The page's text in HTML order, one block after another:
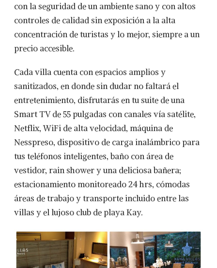
con la seguridad de un ambiente sano y con altos
controles de calidad sin exposición a la alta
concentración de turistas y lo mejor, siempre a un
precio accesible.
Cada villa cuenta con espacios amplios y
sanitizados, en donde sin dudar no faltará el
entretenimiento, disfrutarás en tu suite de una
Smart TV de 55 pulgadas con canales vía satélite,
Netflix, WiFi de alta velocidad, máquina de
Nesspreso, dispositivo de carga inalámbrico para
tus teléfonos inteligentes, baño con área de
vestidor, rain shower y una deliciosa bañera;
estacionamiento monitoreado 24 hrs, cómodas
áreas de trabajo y transporte incluido entre las
villas y el lujoso club de playa Kay.